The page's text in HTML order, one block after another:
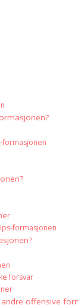
formasjonen
formasjonen
forsvar
offensive